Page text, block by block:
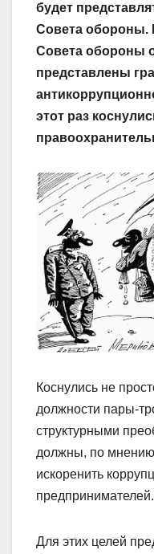
будет
Совета обороны.
Совета обороны
представлены
этот раз
Коснулись не
должности пары-
структурными
должны, по
искоренить
предпринимателей.
Для этих целей